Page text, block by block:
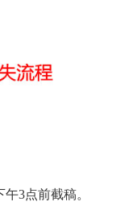
3点前截稿。